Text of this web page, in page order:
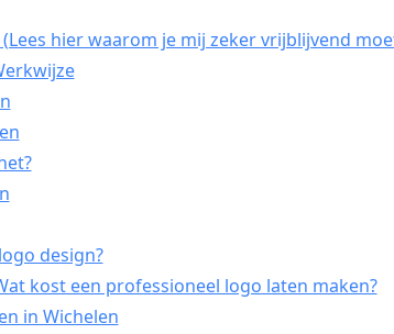
hier waarom je mij zeker vrijblijvend
design?
kost een professioneel logo laten maken?
in Wichelen